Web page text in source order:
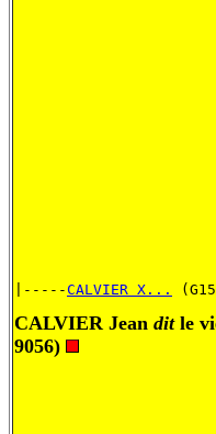
|-----CALVIER X...
CALVIER Jean ditle
9056)